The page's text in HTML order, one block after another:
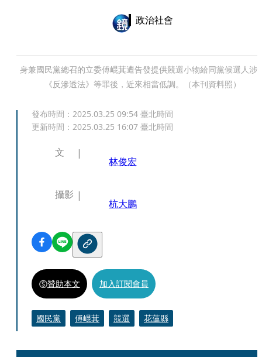
政治社會
身兼國民黨總召的立委傅崐萁遭告發提供競選小物給同黨候選人涉
《反滲透法》等罪後，近來相當低調。（本刊資料照）
發布時間： 2025.03.25 09:54 臺北時間
更新時間： 2025.03.25 16:07 臺北時間
文
林俊宏
攝影
杭大鵬
贊助本文 加入訂閱會員
國民黨 傅崐萁 競選 花蓮縣